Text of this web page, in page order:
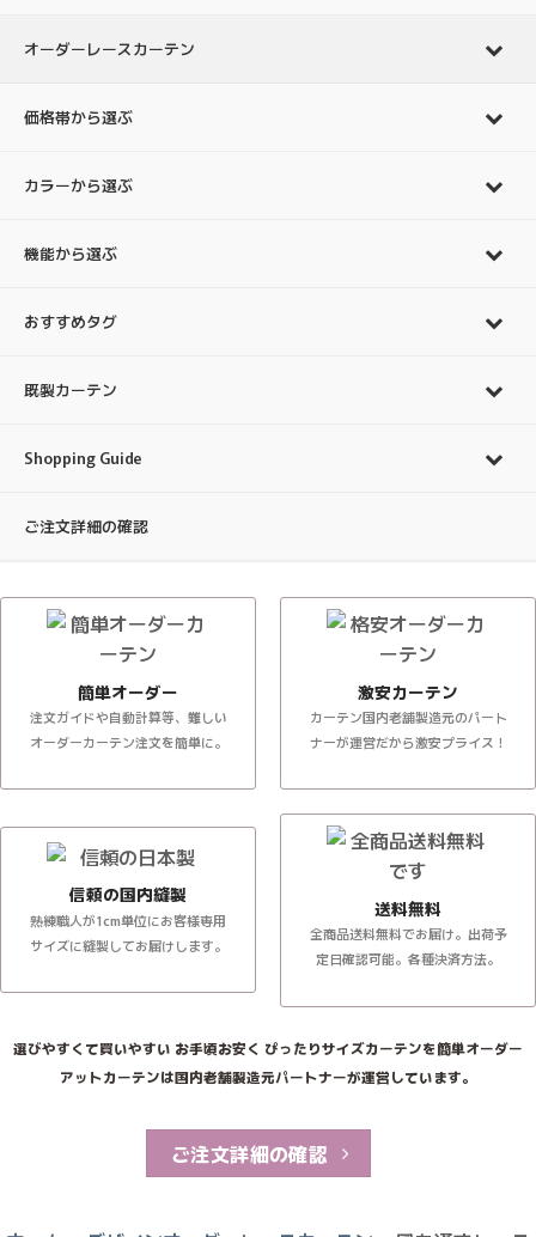
オーダーレースカーテン
価格帯から選ぶ
カラーから選ぶ
機能から選ぶ
おすすめタグ
既製カーテン
Shopping Guide
ご注文詳細の確認
簡単オーダー
注文ガイドや自動計算等、難しい
オーダーカーテン注文を簡単に。
激安カーテン
カーテン国内老舗製造元のパート
ナーが運営だから激安プライス！
信頼の国内縫製
熟練職人が1cm単位にお客様専用
サイズに縫製してお届けします。
送料無料
全商品送料無料でお届け。出荷予
定日確認可能。各種決済方法。
選びやすくて買いやすい お手頃お安く ぴったりサイズカーテンを簡単オーダー
アットカーテンは国内老舗製造元パートナーが運営しています。
ご注文詳細の確認